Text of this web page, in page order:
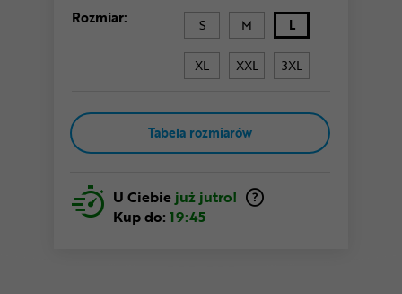
Rozmiar: S M L
XL XXL 3XL
Tabela rozmiarów
U Ciebie już jutro!
Kup do: 19:45